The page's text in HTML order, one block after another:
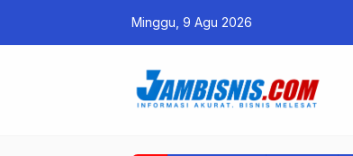
Minggu, 9 Agu 2026